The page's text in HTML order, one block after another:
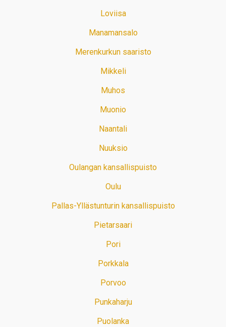
Loviisa
Manamansalo
Merenkurkun saaristo
Mikkeli
Muhos
Muonio
Naantali
Nuuksio
Oulangan kansallispuisto
Oulu
Pallas-Yllästunturin kansallispuisto
Pietarsaari
Pori
Porkkala
Porvoo
Punkaharju
Puolanka